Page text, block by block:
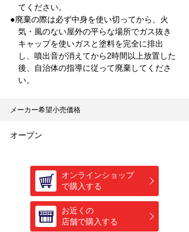
てください。
●廃棄の際は必ず中身を使い切ってから、火
気・風のない屋外の平らな場所でガス抜き
キャップを使いガスと塗料を完全に排出
し、噴出音が消えてから2時間以上放置した
後、自治体の指導に従って廃棄してくださ
い。
メーカー希望小売価格
オープン
オンラインショップ
で購入する
お近くの
店舗で購入する